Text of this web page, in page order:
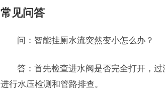
常见问答
问：智能挂厕水流突然变小怎么办？
答：首先检查进水阀是否完全打开，
进行水压检测和管路排查。